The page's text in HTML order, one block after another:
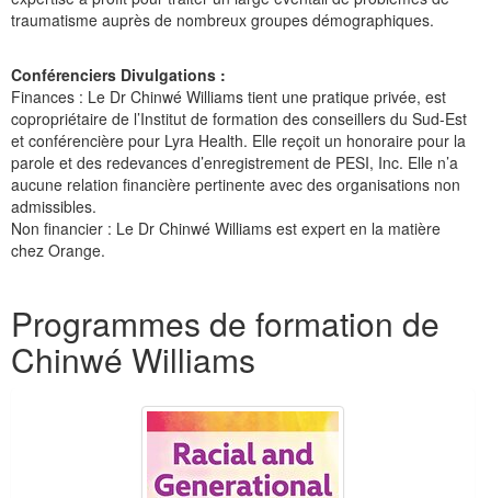
traumatisme auprès de nombreux groupes démographiques.
Conférenciers Divulgations :
Finances : Le Dr Chinwé Williams tient une pratique privée, est
copropriétaire de l’Institut de formation des conseillers du Sud-Est
et conférencière pour Lyra Health. Elle reçoit un honoraire pour la
parole et des redevances d’enregistrement de PESI, Inc. Elle n’a
aucune relation financière pertinente avec des organisations non
admissibles.
Non financier : Le Dr Chinwé Williams est expert en la matière
chez Orange.
Programmes de formation de
Chinwé Williams